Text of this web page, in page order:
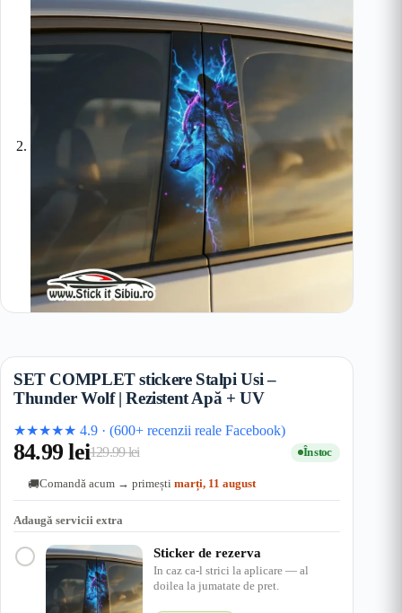
SET COMPLET stickere Stalpi Usi –
Thunder Wolf | Rezistent Apă + UV
★★★★★ 4.9 · (600+ recenzii reale Facebook)
129.99lei
Prețul
inițial
a
fost:
129.99 lei.
84.99lei
Prețul
curent
este:
84.99 lei.
În stoc
🚚Comandă acum → primești marți, 11 august
Adaugă servicii extra
Sticker de rezerva
In caz ca-l strici la aplicare — al
doilea la jumatate de pret.